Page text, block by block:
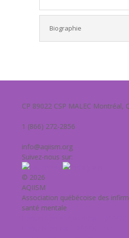
Biographie
CP 89022 CSP MALEC Montréal,
1 (866) 272-2856
info@aqiism.org
Suivez-nous sur:
© 2026
AQIISM
Association québécoise des
santé mentale